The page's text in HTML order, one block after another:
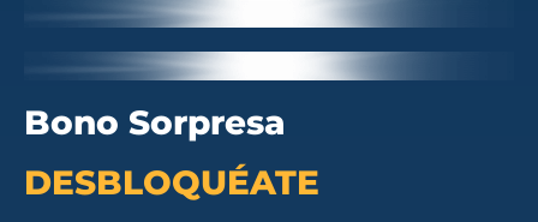
Bono Sorpresa
DESBLOQUÉATE